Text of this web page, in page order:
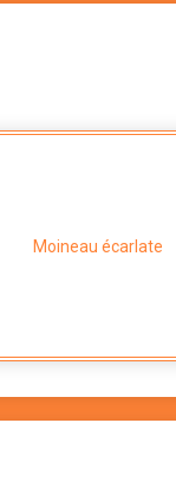
Moineau écarlate